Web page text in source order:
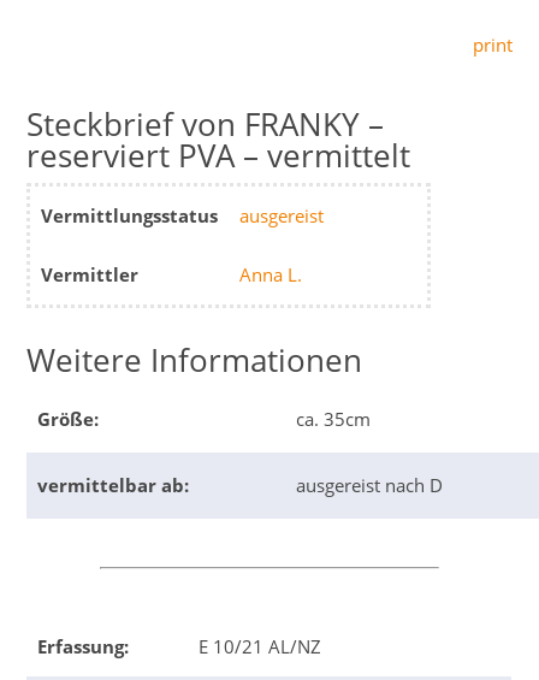
print
FRANKY –
reserviert PVA – vermittelt
Vermittlungsstatus ausgereist
Vermittler Anna L.
Weitere Informationen
Größe: ca. 35cm
vermittelbar ab: ausgereist nach D
Erfassung: E 10/21 AL/NZ